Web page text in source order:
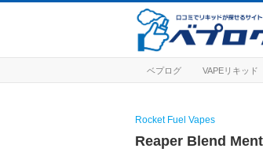
ベプログ VAPEリキッド
Rocket Fuel Vapes
Reaper Blend